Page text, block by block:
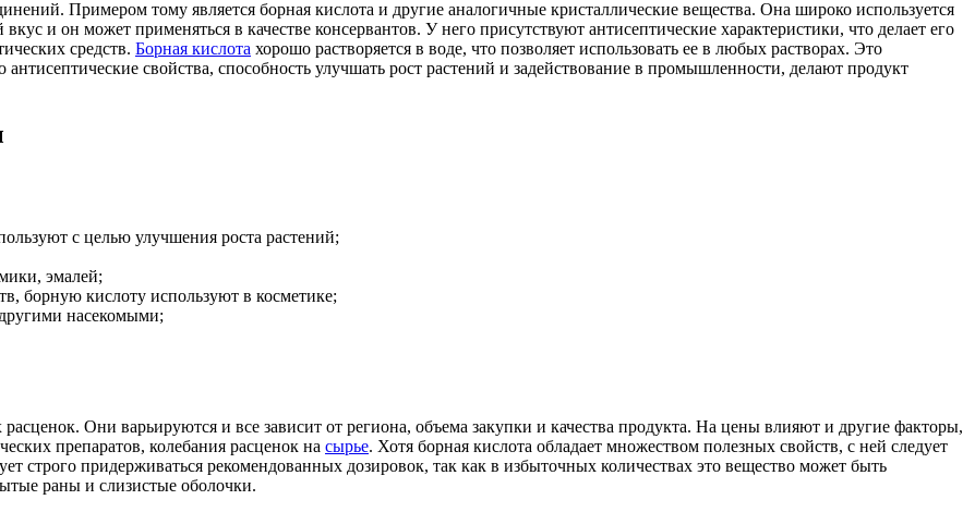
Примером тому является борная кислота и другие аналогичные кристаллические вещества. Она широко используется
и он может применяться в качестве консервантов. У него присутствуют антисептические характеристики, что делает его
средств. Борная кислота хорошо растворяется в воде, что позволяет использовать ее в любых растворах. Это
свойства, способность улучшать рост растений и задействование в промышленности, делают продукт
с целью улучшения роста растений;
эмалей;
борную кислоту используют в косметике;
насекомыми;
Они варьируются и все зависит от региона, объема закупки и качества продукта. На цены влияют и другие факторы,
препаратов, колебания расценок на сырье. Хотя борная кислота обладает множеством полезных свойств, с ней следует
строго придерживаться рекомендованных дозировок, так как в избыточных количествах это вещество может быть
раны и слизистые оболочки.